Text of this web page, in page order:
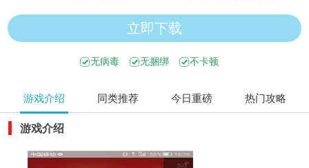
立即下载
无病毒 无捆绑 不卡顿
游戏介绍 同类推荐 今日重磅 热门攻略
游戏介绍